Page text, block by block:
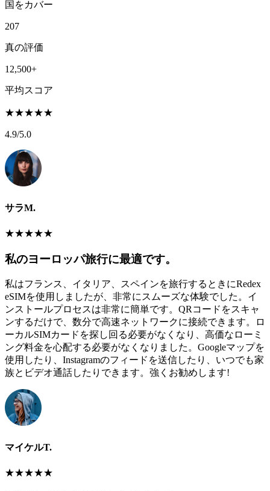
国をカバー
207
真の評価
12,500+
平均スコア
★★★★★
4.9/5.0
サラM.
★★★★★
私のヨーロッパ旅行に最適です。
私はフランス、イタリア、スペインを旅行するときにRedex
eSIMを使用しましたが、非常にスムーズな体験でした。イ
ンストールプロセスは非常に簡単です。QRコードをスキャ
ンするだけで、数分で高速ネットワークに接続できます。ロ
ーカルSIMカードを探し回る必要がなくなり、高価なローミ
ング料金を心配する必要がなくなりました。Googleマップを
使用したり、Instagramのフィードを送信したり、いつでも家
族とビデオ通話したりできます。強くお勧めします!
マイケルT.
★★★★★